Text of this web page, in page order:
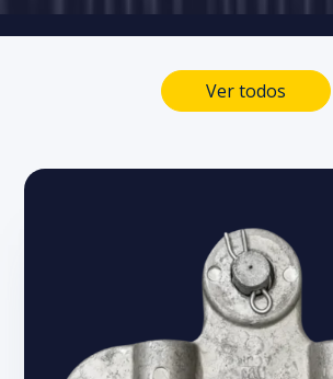
Ver todos